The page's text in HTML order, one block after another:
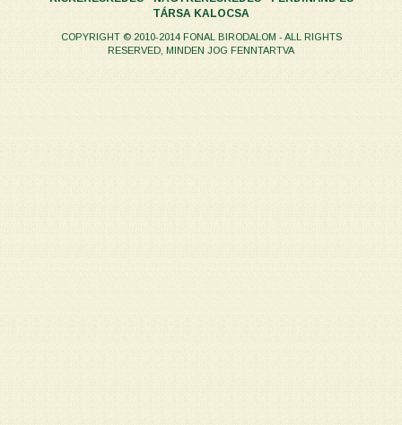
TÁRSA KALOCSA
COPYRIGHT © 2010-2014 FONAL BIRODALOM - ALL RIGHTS
RESERVED, MINDEN JOG FENNTARTVA